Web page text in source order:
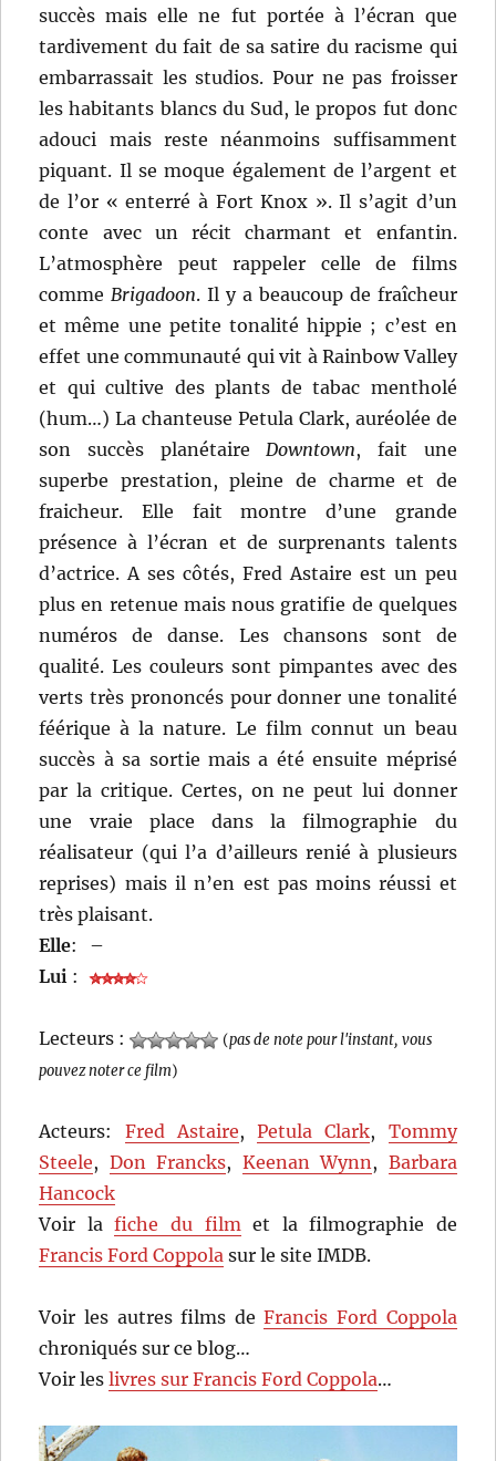
succès mais elle ne fut portée à l’écran que
tardivement du fait de sa satire du racisme qui
embarrassait les studios. Pour ne pas froisser
les habitants blancs du Sud, le propos fut donc
adouci mais reste néanmoins suffisamment
piquant. Il se moque également de l’argent et
de l’or « enterré à Fort Knox ». Il s’agit d’un
conte avec un récit charmant et enfantin.
L’atmosphère peut rappeler celle de films
commeBrigadoon. Il y a beaucoup de fraîcheur
et même une petite tonalité hippie ; c’est en
effet une communauté qui vit à Rainbow Valley
et qui cultive des plants de tabac mentholé
(hum…) La chanteuse Petula Clark, auréolée de
son succès planétaireDowntown, fait une
superbe prestation, pleine de charme et de
fraicheur. Elle fait montre d’une grande
présence à l’écran et de surprenants talents
d’actrice. A ses côtés, Fred Astaire est un peu
plus en retenue mais nous gratifie de quelques
numéros de danse. Les chansons sont de
qualité. Les couleurs sont pimpantes avec des
verts très prononcés pour donner une tonalité
féérique à la nature. Le film connut un beau
succès à sa sortie mais a été ensuite méprisé
par la critique. Certes, on ne peut lui donner
une vraie place dans la filmographie du
réalisateur (qui l’a d’ailleurs renié à plusieurs
reprises) mais il n’en est pas moins réussi et
très plaisant.
Elle:
–
Lui :
Lecteurs : (pas de note pour l'instant, vous
pouvez noter ce film)
Acteurs: Fred Astaire,Petula Clark, Tommy
Steele, Don Francks, Keenan Wynn, Barbara
Hancock
Voir lafiche du filmet la filmographie de
Francis Ford Coppola sur le site IMDB.
Voir les autres films deFrancis Ford Coppola
chroniqués sur ce blog…
Voir leslivres sur Francis Ford Coppola…